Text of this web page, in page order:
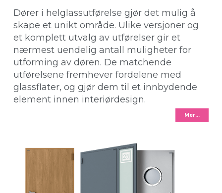
Dører i helglassutførelse gjør det mulig å
skape et unikt område. Ulike versjoner og
et komplett utvalg av utførelser gir et
nærmest uendelig antall muligheter for
utforming av døren. De matchende
utførelsene fremhever fordelene med
glassflater, og gjør dem til et innbydende
element innen interiørdesign.
Mer…